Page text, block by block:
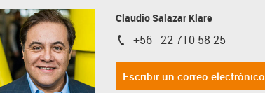
Claudio Salazar Klare
igus-icon-phone
+56 - 22 710 58 25
Escribir un correo electrónico